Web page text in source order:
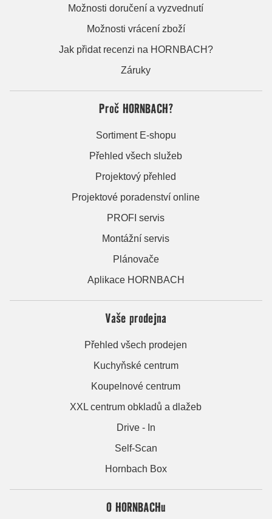
Možnosti doručení a vyzvednutí
Možnosti vrácení zboží
Jak přidat recenzi na HORNBACH?
Záruky
Proč HORNBACH?
Sortiment E-shopu
Přehled všech služeb
Projektový přehled
Projektové poradenství online
PROFI servis
Montážní servis
Plánovače
Aplikace HORNBACH
Vaše prodejna
Přehled všech prodejen
Kuchyňské centrum
Koupelnové centrum
XXL centrum obkladů a dlažeb
Drive - In
Self-Scan
Hornbach Box
O HORNBACHu